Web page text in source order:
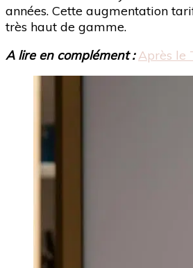
années. Cette augmentation
très haut de gamme.
A lire en complément : Après le